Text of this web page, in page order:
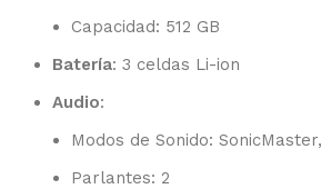
Capacidad: 512 GB
Batería: 3 celdas Li-ion
Audio:
Modos de Sonido:
Parlantes: 2